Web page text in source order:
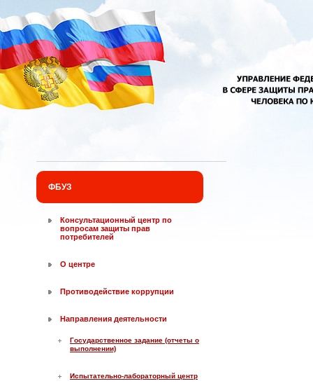
Перейти к основному содержанию
ФБУЗ
Консультационный центр по
вопросам защиты прав
потребителей
О центре
Противодействие коррупции
Направления деятельности
Государственное задание (отчеты о
выполнении)
Испытательно-лабораторный центр